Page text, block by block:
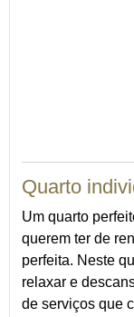
Quarto
Um quarto
querem ter de
perfeita. Neste
relaxar e
de serviços que